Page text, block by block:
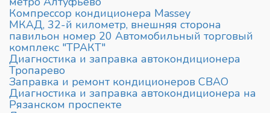
Компрессор кондиционера Massey
МКАД, 32-й километр, внешняя сторона
павильон номер 20 Автомобильный торговый
комплекс "ТРАКТ"
Диагностика и заправка автокондиционера
Тропарево
Заправка и ремонт кондиционеров СВАО
Диагностика и заправка автокондиционера на
Рязанском проспекте